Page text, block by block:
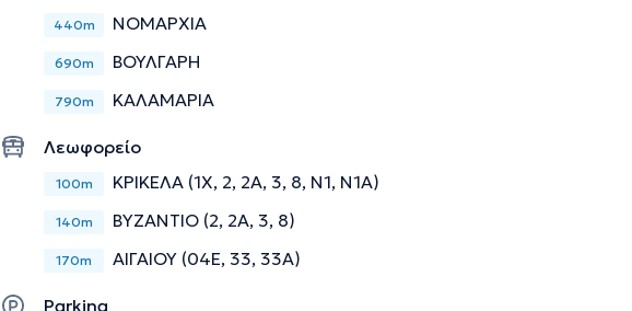
440m ΝΟΜΑΡΧΙΑ
690m ΒΟΥΛΓΑΡΗ
790m ΚΑΛΑΜΑΡΙΑ
Λεωφορείο
100m ΚΡΙΚΕΛΑ (1X, 2, 2Α, 3, 8, Ν1, Ν1Α)
140m ΒΥΖΑΝΤΙΟ (2, 2Α, 3, 8)
170m ΑΙΓΑΙΟΥ (04Ε, 33, 33Α)
Parking